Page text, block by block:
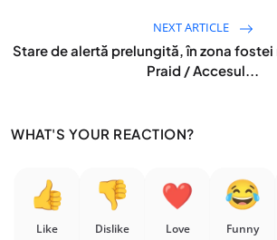
NEXT ARTICLE
Stare de alertă prelungită, în zona fostei
Praid / Accesul...
WHAT'S YOUR REACTION?
Like Dislike Love Funny